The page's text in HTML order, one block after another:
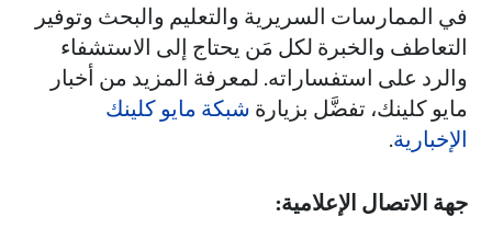
في الممارسات السريرية والتعليم والبحث وتوفير
التعاطف والخبرة لكل مَن يحتاج إلى الاستشفاء
والرد على استفساراته. لمعرفة المزيد من أخبار
مايو كلينك، تفضَّل بزيارة شبكة مايو كلينك
الإخبارية.
جهة الاتصال الإعلامية: